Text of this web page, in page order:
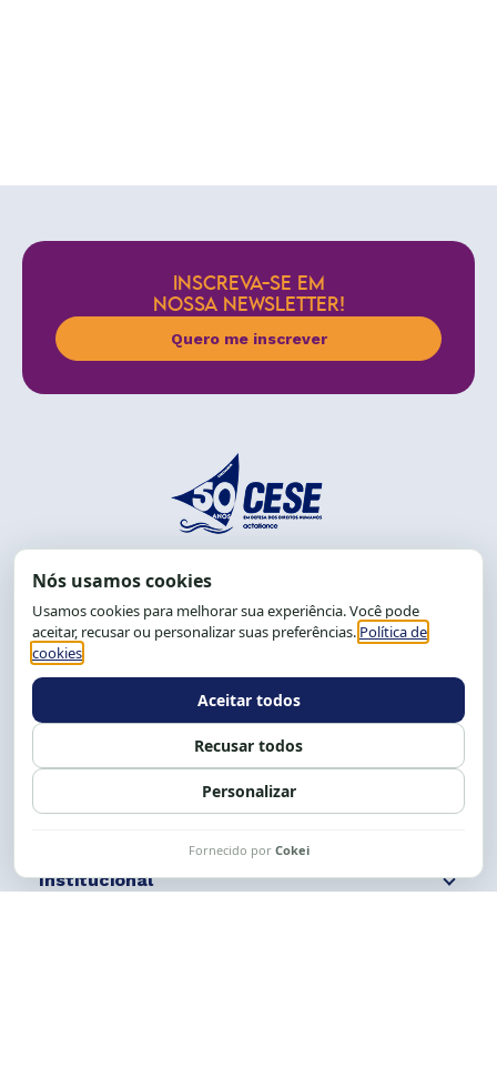
INSCREVA-SE EM
NOSSA NEWSLETTER!
Quero me inscrever
End.: R. da Graça, 150. Graça
CEP: 40.150-055
Salvador-BA, Brasil.
Tel.: (71) 2104-5457, Cel.: (71) 9 9239-2104 ou 2105
Expediente: 8h às 12h e 13 às 17h.
Siga nossas redes Fale conosco
Institucional